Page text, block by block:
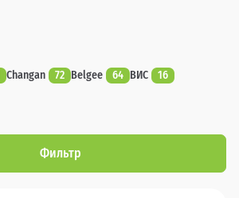
Changan 72 Belgee 64 ВИС
16
Фильтр